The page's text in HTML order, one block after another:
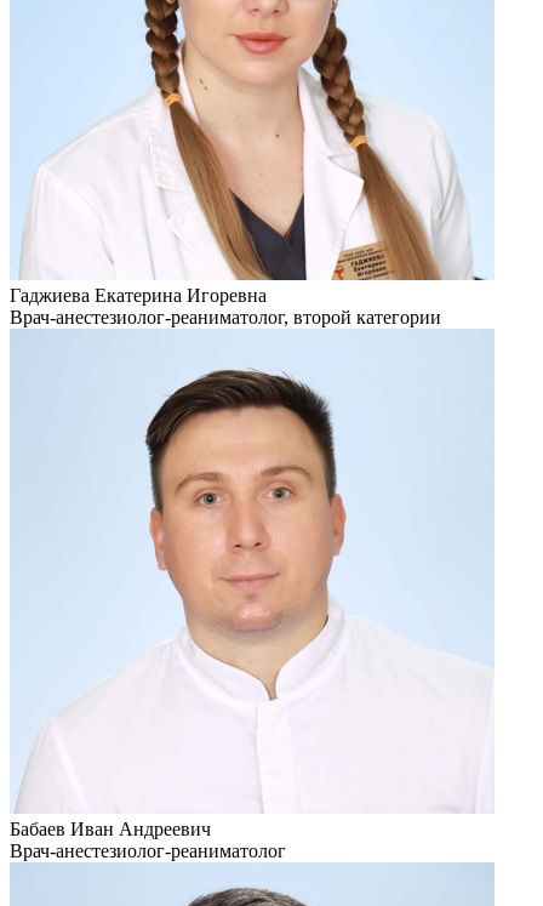
Гаджиева Екатерина Игоревна
Врач-анестезиолог-реаниматолог, второй категории
Бабаев Иван Андреевич
Врач-анестезиолог-реаниматолог